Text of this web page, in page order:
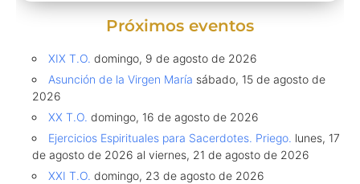
Próximos eventos
XIX T.O. domingo, 9 de agosto de 2026
Asunción de la Virgen María sábado, 15 de agosto de
2026
XX T.O. domingo, 16 de agosto de 2026
Ejercicios Espirituales para Sacerdotes. Priego. lunes, 17
de agosto de 2026 al viernes, 21 de agosto de 2026
XXI T.O. domingo, 23 de agosto de 2026